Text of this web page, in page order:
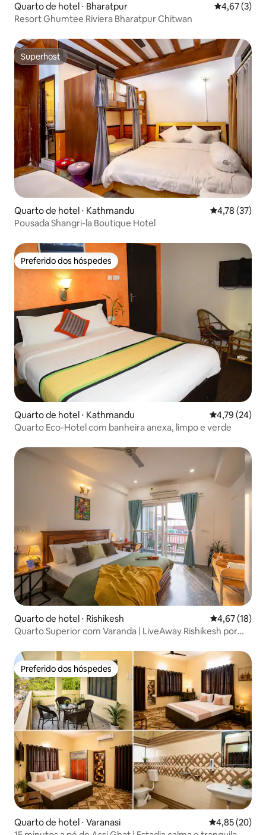
Quarto de hotel ⋅ Bharatpur 4,67 de
4,67 (3)
Resort Ghumtee Riviera Bharatpur Chitwan
Superhost
Superhost
Quarto de hotel ⋅ Kathmandu 4,78 de uma
4,78 (37)
Pousada Shangri-la Boutique Hotel
Preferido dos hóspedes
Preferido dos hóspedes
Quarto de hotel ⋅ Kathmandu 4,79 de uma
4,79 (24)
Quarto Eco-Hotel com banheira anexa, limpo e verde
Quarto de hotel ⋅ Rishikesh 4,67 de uma
4,67 (18)
Quarto Superior com Varanda | LiveAway Rishikesh por
Preferido dos hóspedes
Preferido dos hóspedes
Quarto de hotel ⋅ Varanasi 4,85 de uma
4,85 (20)